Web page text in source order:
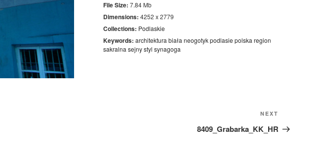
File Size: 7.84 Mb
Dimensions: 4252 x 2779
Collections: Podlaskie
Keywords: architektura biała neogotykpodlasie polska region
sakralna sejnystyl synagoga
Post
NEXT
8409_Grabarka_KK_HR